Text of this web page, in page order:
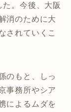
。今後、大阪
消のために大
されていくこ
のもと、しっ
事務所やシア
によるムダを